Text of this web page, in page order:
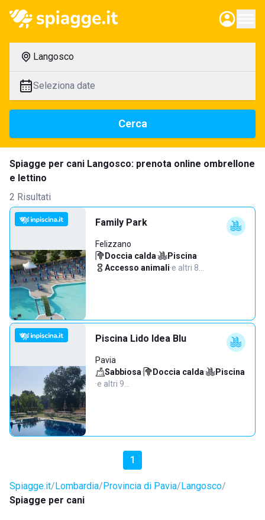
Langosco
Seleziona date
Cerca
Spiagge per cani Langosco: prenota online ombrellone
e lettino
2 Risultati
Family Park
Felizzano
Doccia calda· Piscina·
Accesso animali·e altri 8…
Piscina Lido Idea Blu
Pavia
Sabbiosa· Doccia calda·
Piscina
·e altri 9…
1
Spiagge.it Lombardia Provincia di Pavia Langosco
Spiagge per cani